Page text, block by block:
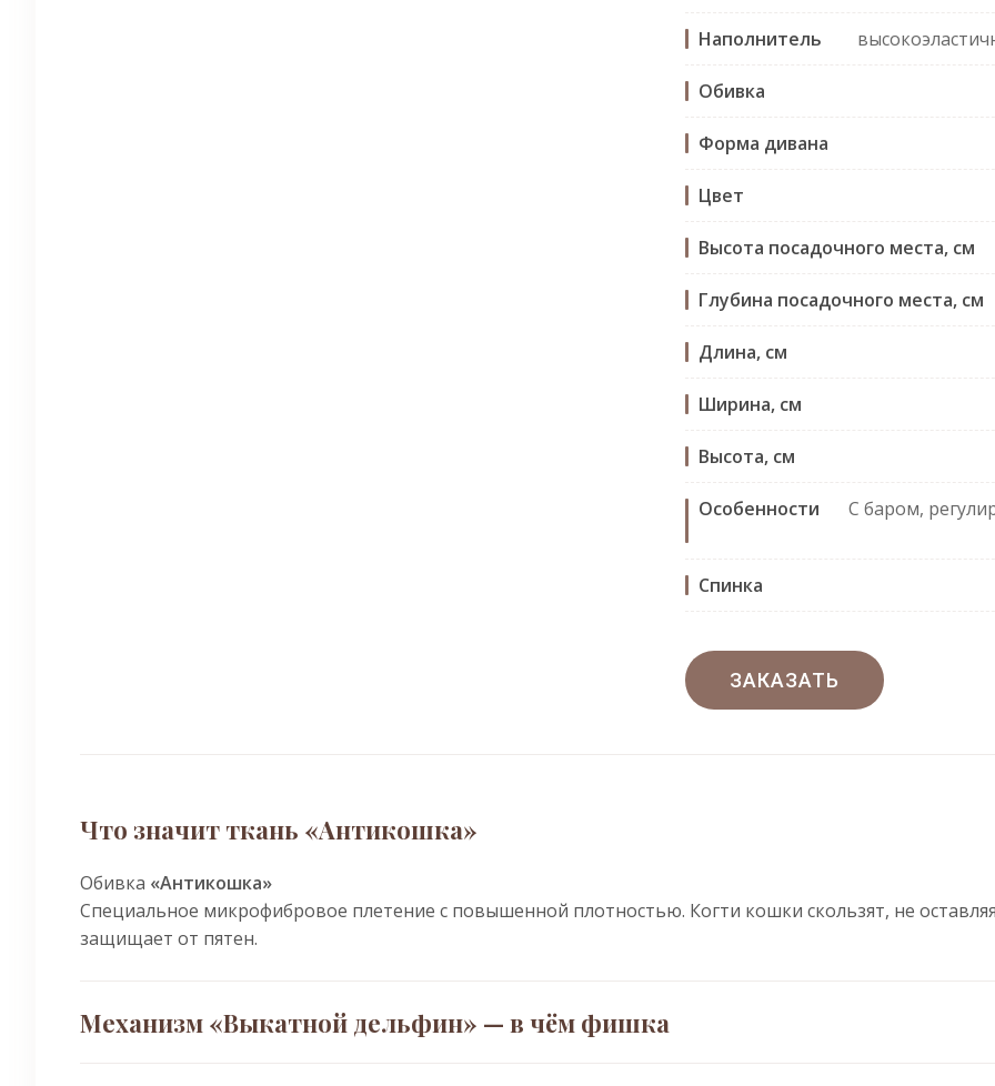
Наполнитель
Обивка
Форма дивана
Цвет
Высота посадочного места, см
Глубина посадочного места, см
Длина, см
Ширина, см
Высота, см
Особенности
С баром,
Спинка
ЗАКАЗАТЬ
Что значит ткань «Антикошка»
Обивка «Антикошка»
Специальное микрофибровое плетение с повышенной плотностью. Когти кошки скользят, не
защищает от пятен.
Механизм «Выкатной дельфин» — в чём фишка